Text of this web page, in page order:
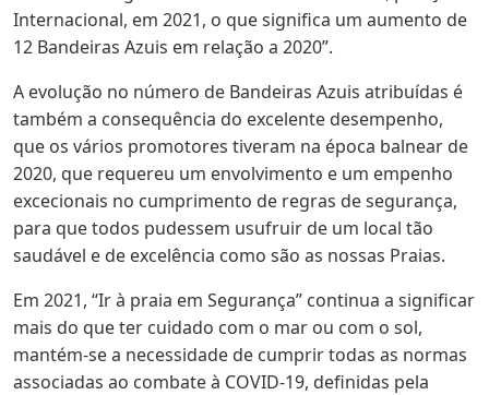
Internacional, em 2021, o que significa um aumento de
12 Bandeiras Azuis em relação a 2020”.
A evolução no número de Bandeiras Azuis atribuídas é
também a consequência do excelente desempenho,
que os vários promotores tiveram na época balnear de
2020, que requereu um envolvimento e um empenho
excecionais no cumprimento de regras de segurança,
para que todos pudessem usufruir de um local tão
saudável e de excelência como são as nossas Praias.
Em 2021, “Ir à praia em Segurança” continua a significar
mais do que ter cuidado com o mar ou com o sol,
mantém-se a necessidade de cumprir todas as normas
associadas ao combate à COVID-19, definidas pela